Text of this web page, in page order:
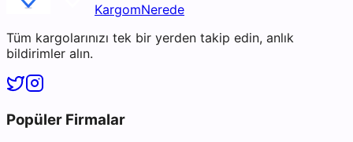
KargomNerede
Tüm kargolarınızı tek bir yerden takip edin, anlık
bildirimler alın.
Popüler Firmalar